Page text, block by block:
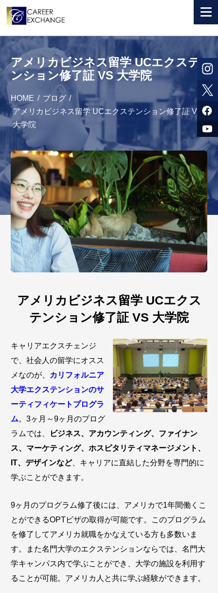
+ 国から選ぶ
+ 目的から選ぶ
求人検索
参加者体験談
よくある質問
+ お申込のご案内
+ 会社情報
カウンセラー募集
アメリカビジネス留学 UCエクステ
ンション修了証 VS 大学院
HOME / ブログ /
アメリカビジネス留学 UCエクステンション修了証 VS
大学院
アメリカビジネス留学 UCエクス
テンション修了証 VS 大学院
キャリアエクスチェンジ
で、社会人の留学にオスス
メなのが、 カリフォルニア
大学エクステンションのサ
ーティフィケートプログラ
ム。3ヶ月～9ヶ月のプログ
ラムでは、
ビジネス、アカウンティング、ファイナン
ス、マーケティング、ホスピタリティマネージメント、
IT、デザインなど、キャリアに直結した分野を専門的に
学ぶことができます。
9ヶ月のプログラム修了後には、アメリカで1年間働くこ
とができるOPTビザの取得が可能です。このプログラム
を修了してアメリカ就職をかなえている方も多数いま
す。また名門大学のエクステンションならでは、名門大
学キャンパス内で学ぶことができ、大学の施設を利用す
ることが可能。アメリカ人と共に学ぶ経験ができます。